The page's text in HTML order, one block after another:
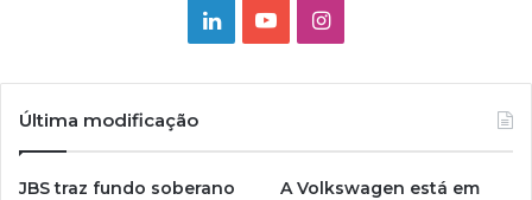
LinkedinYouTubeInstagram
Última modificação
JBS traz fundo soberano
A Volkswagen está em